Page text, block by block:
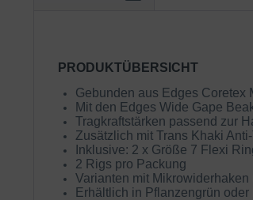
PRODUKTÜBERSICHT
Gebunden aus Edges Coretex
Mit den Edges Wide Gape
Tragkraftstärken passend zur
Zusätzlich mit Trans Khaki
Inklusive: 2 x Größe 7 Flexi
2 Rigs pro Packung
Varianten mit
Erhältlich in Pflanzengrün oder